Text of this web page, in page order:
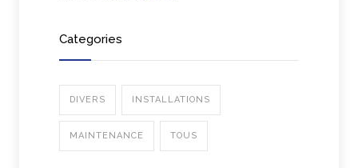
Categories
DIVERS INSTALLATIONS
MAINTENANCE TOUS